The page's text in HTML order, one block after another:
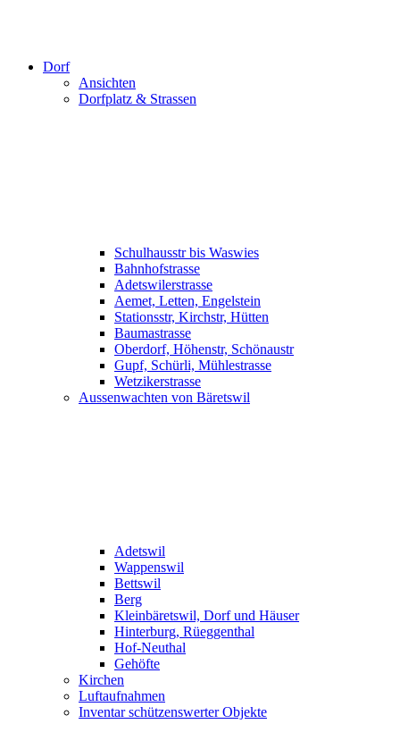
Dorf
Ansichten
Dorfplatz & Strassen
Schulhausstr bis Waswies
Bahnhofstrasse
Adetswilerstrasse
Aemet, Letten, Engelstein
Stationsstr, Kirchstr, Hütten
Baumastrasse
Oberdorf, Höhenstr, Schönaustr
Gupf, Schürli, Mühlestrasse
Wetzikerstrasse
Aussenwachten von Bäretswil
Adetswil
Wappenswil
Bettswil
Berg
Kleinbäretswil, Dorf und Häuser
Hinterburg, Rüeggenthal
Hof-Neuthal
Gehöfte
Kirchen
Luftaufnahmen
Inventar schützenswerter Objekte